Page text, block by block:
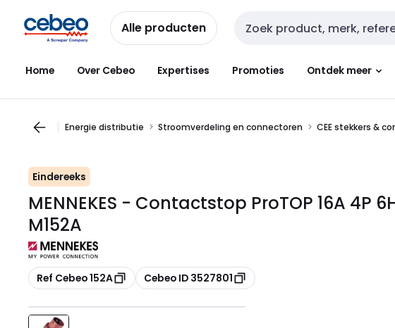
naar
navigatie
naar
inhoud
Alle producten Zoekveld invoer
Home Over Cebeo Expertises Promoties Ontdek meer
Energie distributie Stroomverdeling en connectoren CEE stekkers &
Eindereeks
MENNEKES - Contactstop ProTOP 16A 4P
M152A
Kopiëren
Ref Cebeo 152A Kopiëren
Cebeo ID 3527801